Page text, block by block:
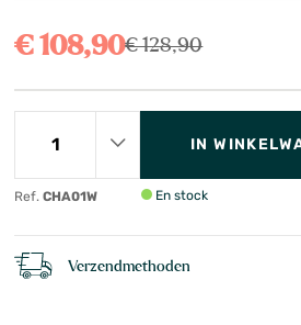
€ 108,90€ 128,90
Ref.CHA01W
IN
En stock
Verzendmethoden